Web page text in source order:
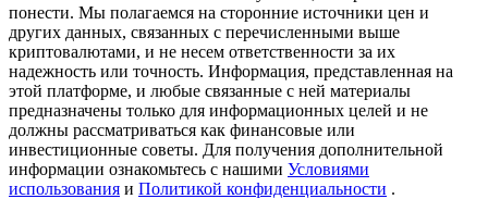
Trade Gold & Silver · 33,333 USDT Bonus
USDT New User Exclusive 10% APR
USDT Flexible Staking | Daily Rewards
понести. Мы полагаемся на сторонние источники цен и
других данных, связанных с перечисленными выше
криптовалютами, и не несем ответственности за их
надежность или точность. Информация, представленная на
этой платформе, и любые связанные с ней материалы
предназначены только для информационных целей и не
должны рассматриваться как финансовые или
инвестиционные советы. Для получения дополнительной
информации ознакомьтесь с нашими Условиями
использования и Политикой конфиденциальности .